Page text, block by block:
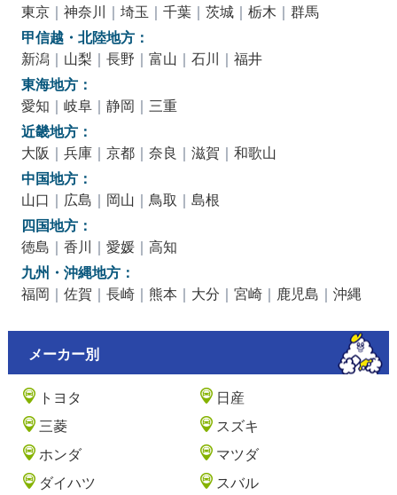
東京｜ 神奈川 ｜ 埼玉 ｜ 千葉｜ 茨城｜ 栃木 ｜ 群馬
甲信越・北陸地方：
新潟 ｜ 山梨 ｜ 長野 ｜ 富山 ｜ 石川 ｜ 福井
東海地方：
愛知 ｜ 岐阜｜ 静岡 ｜ 三重
近畿地方：
大阪 ｜ 兵庫｜ 京都｜ 奈良 ｜ 滋賀 ｜ 和歌山
中国地方：
山口 ｜ 広島 ｜ 岡山 ｜ 鳥取 ｜ 島根
四国地方：
徳島 ｜ 香川 ｜ 愛媛｜ 高知
九州・沖縄地方：
福岡 ｜ 佐賀 ｜ 長崎｜ 熊本 ｜ 大分 ｜ 宮崎｜ 鹿児島 ｜ 沖縄
メーカー別
トヨタ
日産
三菱
スズキ
ホンダ
マツダ
ダイハツ
スバル